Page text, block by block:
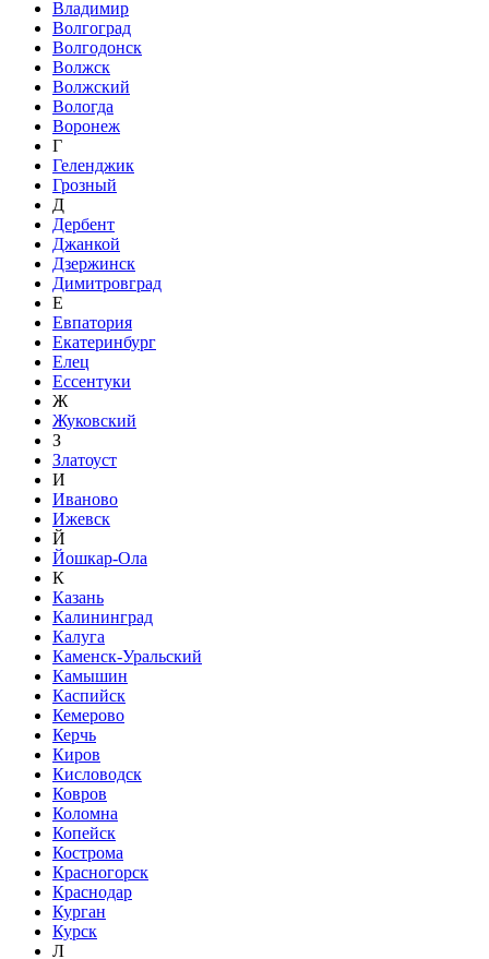
Владимир
Волгоград
Волгодонск
Волжск
Волжский
Вологда
Воронеж
Г
Геленджик
Грозный
Д
Дербент
Джанкой
Дзержинск
Димитровград
Е
Евпатория
Екатеринбург
Елец
Ессентуки
Ж
Жуковский
З
Златоуст
И
Иваново
Ижевск
Й
Йошкар-Ола
К
Казань
Калининград
Калуга
Каменск-Уральский
Камышин
Каспийск
Кемерово
Керчь
Киров
Кисловодск
Ковров
Коломна
Копейск
Кострома
Красногорск
Краснодар
Курган
Курск
Л